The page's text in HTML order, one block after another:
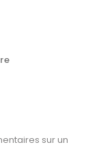
sur un